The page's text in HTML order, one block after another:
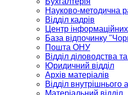
Науково-методична
Відділ кадрів
Центр інформаційних
База відпочинку
Пошта ОНУ
Відділ діловодства
Юридичний відділ
Архів матеріалів
Відділ внутрішнього
Матеріальний відділ